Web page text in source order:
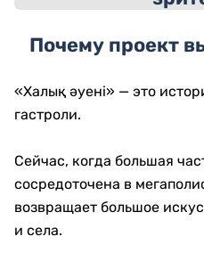
Почему проект
«Халық әуені» — это
гастроли.
Сейчас, когда большая
сосредоточена в
возвращает большое
и села.